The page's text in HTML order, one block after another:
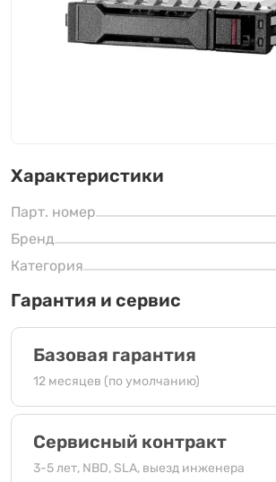
Характеристики
Парт. номер
Бренд
Категория
Гарантия и сервис
Базовая гарантия
12 месяцев (по умолчанию)
Сервисный контракт
3-5 лет, NBD, SLA, выезд инженера